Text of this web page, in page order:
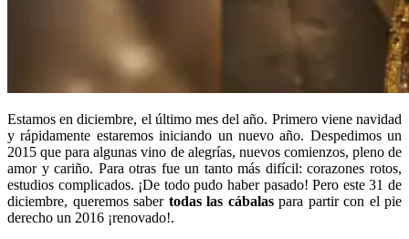
Estamos en diciembre, el último mes del año. Primero viene navidad
y rápidamente estaremos iniciando un nuevo año. Despedimos un
2015 que para algunas vino de alegrías, nuevos comienzos, pleno de
amor y cariño. Para otras fue un tanto más difícil: corazones rotos,
estudios complicados. ¡De todo pudo haber pasado! Pero este 31 de
diciembre, queremos saber todas las cábalas para partir con el pie
derecho un 2016 ¡renovado!.